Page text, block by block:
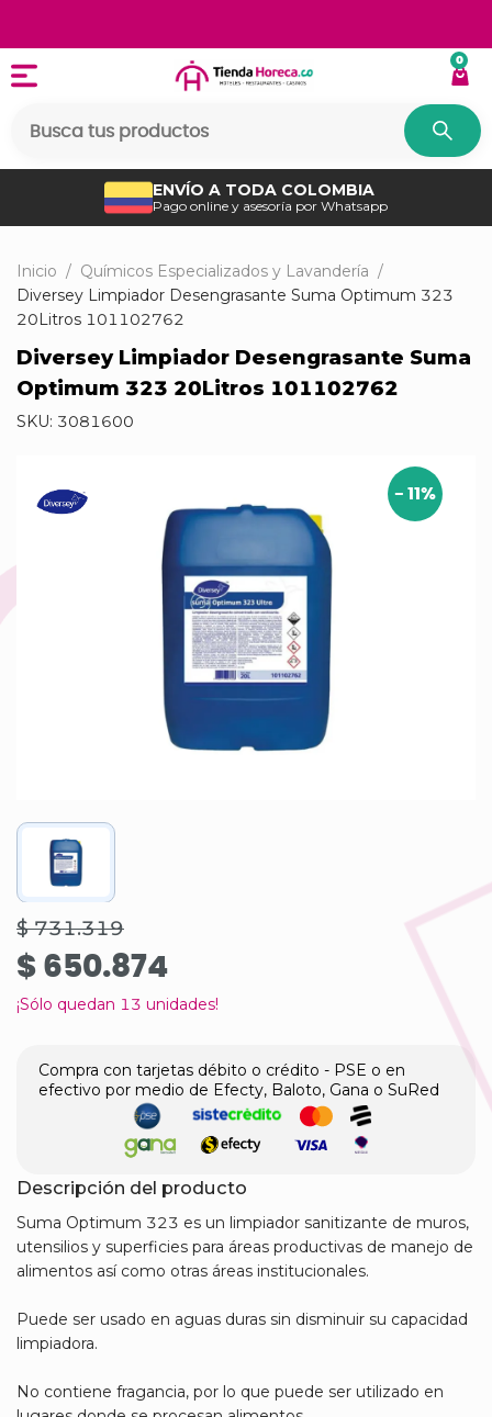
0
ENVÍO A TODA COLOMBIA
Pago online y asesoría por Whatsapp
Inicio / Químicos Especializados y Lavandería /
Diversey Limpiador Desengrasante Suma Optimum 323
20Litros 101102762
Diversey Limpiador Desengrasante Suma
Optimum 323 20Litros 101102762
SKU: 3081600
- 11%
¡Sólo quedan 13 unidades!
$ 731.319
$ 650.874
Compra con tarjetas débito o crédito - PSE o en
efectivo por medio de Efecty, Baloto, Gana o SuRed
Descripción del producto
Suma Optimum 323 es un limpiador sanitizante de muros,
utensilios y superficies para áreas productivas de manejo de
alimentos así como otras áreas institucionales.
Puede ser usado en aguas duras sin disminuir su capacidad
limpiadora.
No contiene fragancia, por lo que puede ser utilizado en